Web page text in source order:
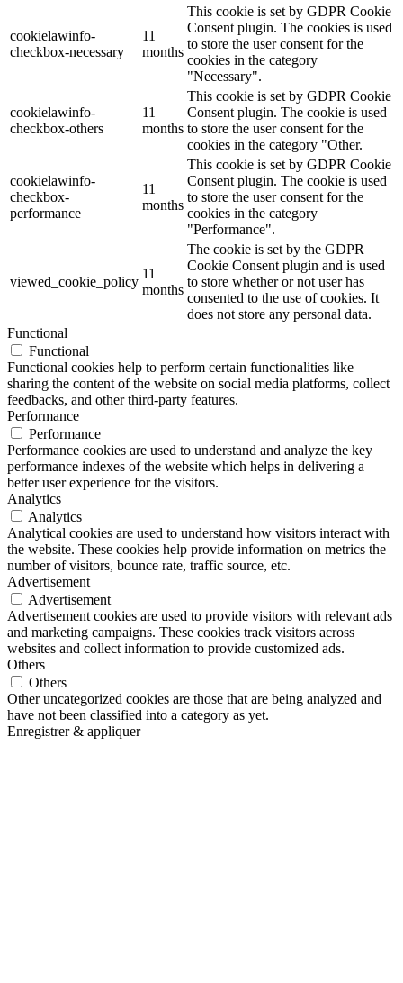
cookielawinfo-
checkbox-necessary
11
months
This cookie is set by GDPR Cookie
Consent plugin. The cookies is used
to store the user consent for the
cookies in the category
"Necessary".
cookielawinfo-
checkbox-others
11
months
This cookie is set by GDPR Cookie
Consent plugin. The cookie is used
to store the user consent for the
cookies in the category "Other.
cookielawinfo-
checkbox-
performance
11
months
This cookie is set by GDPR Cookie
Consent plugin. The cookie is used
to store the user consent for the
cookies in the category
"Performance".
viewed_cookie_policy
11
months
The cookie is set by the GDPR
Cookie Consent plugin and is used
to store whether or not user has
consented to the use of cookies. It
does not store any personal data.
Functional
Functional
Functional cookies help to perform certain functionalities like
sharing the content of the website on social media platforms, collect
feedbacks, and other third-party features.
Performance
Performance
Performance cookies are used to understand and analyze the key
performance indexes of the website which helps in delivering a
better user experience for the visitors.
Analytics
Analytics
Analytical cookies are used to understand how visitors interact with
the website. These cookies help provide information on metrics the
number of visitors, bounce rate, traffic source, etc.
Advertisement
Advertisement
Advertisement cookies are used to provide visitors with relevant ads
and marketing campaigns. These cookies track visitors across
websites and collect information to provide customized ads.
Others
Others
Other uncategorized cookies are those that are being analyzed and
have not been classified into a category as yet.
Enregistrer & appliquer